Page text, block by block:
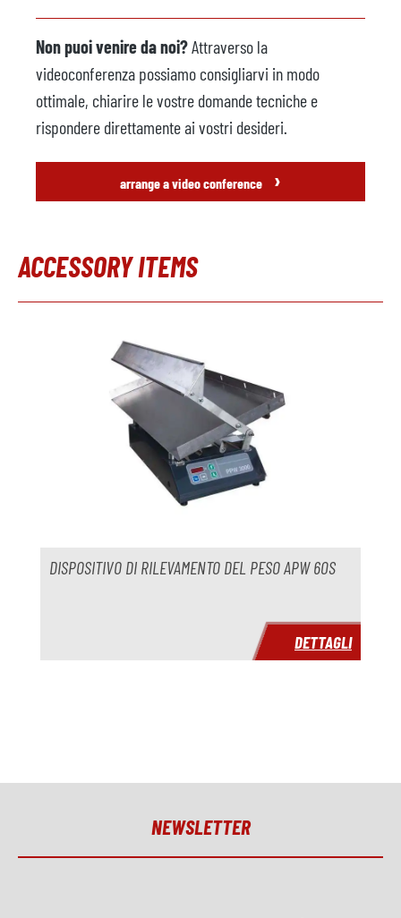
Non puoi venire da noi?Attraverso la
videoconferenza possiamo consigliarvi in modo
ottimale, chiarire le vostre domande tecniche e
rispondere direttamente ai vostri desideri.
arrange a video conference ›
ACCESSORY ITEMS
DISPOSITIVO DI RILEVAMENTO DEL PESO APW 60S
DETTAGLI
NEWSLETTER